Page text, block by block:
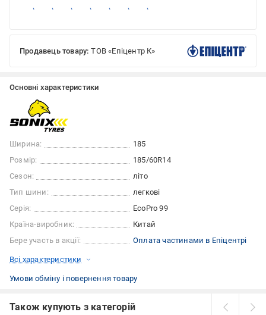
Продавець товару: ТОВ «Епіцентр К»
Основні характеристики
Ширина:
185
Розмір:
185/60R14
Сезон:
літо
Тип шини:
легкові
Серія:
EcoPro 99
Країна-виробник:
Китай
Бере участь в акції:
Оплата частинами в Епіцентрі
Всі характеристики
Умови обміну і повернення товару
Також купують з категорій